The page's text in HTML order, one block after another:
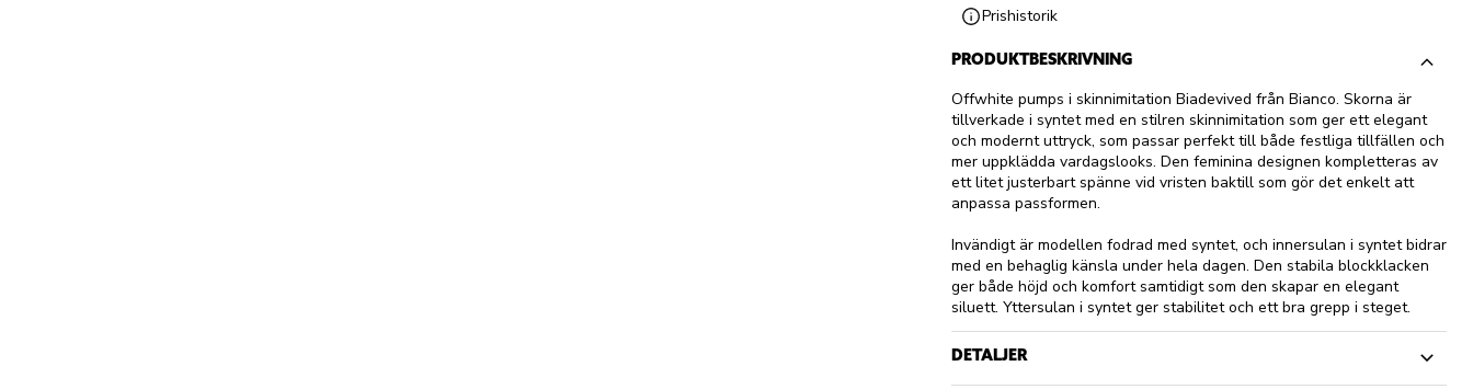
Prishistorik
PRODUKTBESKRIVNING
Offwhite pumps i skinnimitation Biadevived från Bianco. Skorna är
tillverkade i syntet med en stilren skinnimitation som ger ett elegant
och modernt uttryck, som passar perfekt till både festliga tillfällen och
mer uppklädda vardagslooks. Den feminina designen kompletteras av
ett litet justerbart spänne vid vristen baktill som gör det enkelt att
anpassa passformen.
Invändigt är modellen fodrad med syntet, och innersulan i syntet bidrar
med en behaglig känsla under hela dagen. Den stabila blockklacken
ger både höjd och komfort samtidigt som den skapar en elegant
siluett. Yttersulan i syntet ger stabilitet och ett bra grepp i steget.
DETALJER